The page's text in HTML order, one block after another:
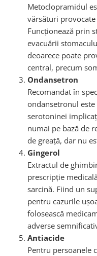
Metoclopramidul
vărsături
Funcționează prin
evacuării
deoarece poate
central, precum
Ondansetron
Recomandat în
ondansetronul
serotoninei
numai pe bază de
de greață, dar nu
Gingerol
Extractul de
prescripție
sarcină. Fiind un
pentru cazurile
folosească
adverse
Antiacide
Pentru persoanele